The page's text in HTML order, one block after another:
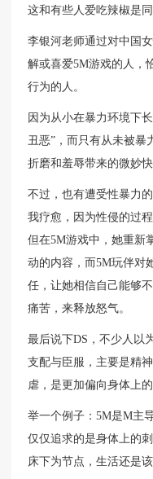
这和有些人爱吃辣椒是
李银河老师通过对中国
解或喜爱5M游戏的人，
行为的人。
因为从小在暴力环境下
丑恶”，而只有从未被暴
折磨和羞辱带来的微妙快
不过，也有遭受性暴力
我疗愈，因为性侵的过
但在5M游戏中，她重新
动的内容，而5M玩伴对
任，让她相信自己能够
痛苦，来释放怒气。
最后说下DS，不少人以
支配与臣服，主要是精
虐，是更加偏向身体上的
举一个例子：5M是M主
仅仅追求的是身体上的
床下为节点，生活还是